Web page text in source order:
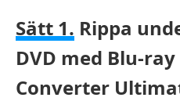
Sätt 1. Rippa
DVD med Blu-
Converter